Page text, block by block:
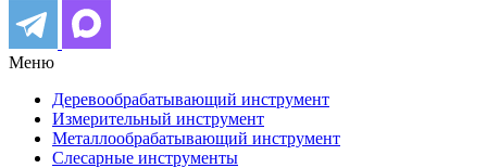
Меню
Деревообрабатывающий инструмент
Измерительный инструмент
Металлообрабатывающий инструмент
Слесарные инструменты